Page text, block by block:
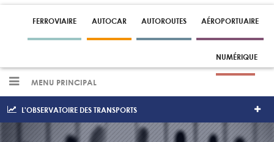
pour
recherche
FERROVIAIRE AUTOCAR AUTOROUTES AÉROPORTUAIRE
NUMÉRIQUE
MENU PRINCIPAL
L'OBSERVATOIRE DES TRANSPORTS